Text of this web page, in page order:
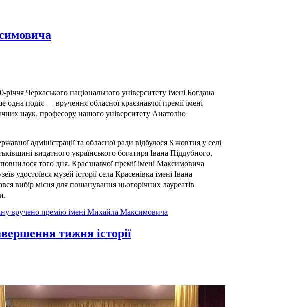
Черкаського національного університету імені Богдана
подія — вручення обласної краєзнавчої премії імені
наук, професору нашого університету Анатолію
адміністрації та обласної ради відбулося 8 жовтня у селі
видатного українського богатиря Івана Піддубного,
того дня. Краєзнавчої премії імені Максимовича
удостоївся музей історії села Красенівка імені Івана
вибір місця для пошанування цьогорічних лауреатів
вручено премію імені Михайла Максимовича
тижня історії